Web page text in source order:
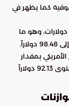
كما يظهر في
ارتفعت العقود الآجلة بقيمة 3.1 دولارات، وهو ما
بمقدار
2.52 دولار، أي بنسبة 2.8%، ليستقر عند مستوى 92.13 دولاراً